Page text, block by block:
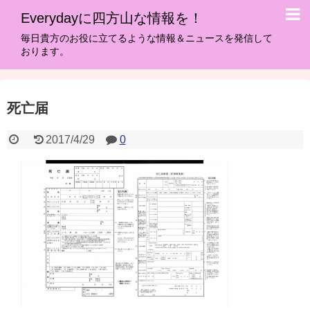
Everydayに四方山な情報を！
毎日貴方のお役に立てるような情報＆ニュースを発信して
おります。
死亡届
2017/4/29 0